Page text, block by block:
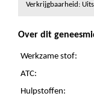
Verkrijgbaarheid:
Over dit
Werkzame stof:
ATC:
Hulpstoffen: